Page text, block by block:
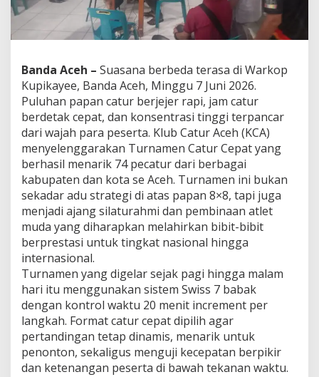
t
u
r
C
p
a
D
i
i
k
u
t
i
7
4
e
a
t
u
r
s
e
A
c
Banda Aceh – Suasana berbeda terasa di Warkop
Kupikayee, Banda Aceh, Minggu 7 Juni 2026.
Puluhan papan catur berjejer rapi, jam catur
berdetak cepat, dan konsentrasi tinggi terpancar
dari wajah para peserta. Klub Catur Aceh (KCA)
menyelenggarakan Turnamen Catur Cepat yang
berhasil menarik 74 pecatur dari berbagai
kabupaten dan kota se Aceh. Turnamen ini bukan
sekadar adu strategi di atas papan 8×8, tapi juga
menjadi ajang silaturahmi dan pembinaan atlet
muda yang diharapkan melahirkan bibit-bibit
berprestasi untuk tingkat nasional hingga
internasional.
Turnamen yang digelar sejak pagi hingga malam
hari itu menggunakan sistem Swiss 7 babak
dengan kontrol waktu 20 menit increment per
langkah. Format catur cepat dipilih agar
pertandingan tetap dinamis, menarik untuk
penonton, sekaligus menguji kecepatan berpikir
dan ketenangan peserta di bawah tekanan waktu.